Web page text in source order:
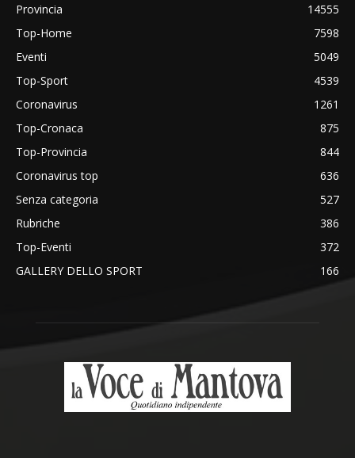
Provincia
14555
Top-Home
7598
Eventi
5049
Top-Sport
4539
Coronavirus
1261
Top-Cronaca
875
Top-Provincia
844
Coronavirus top
636
Senza categoria
527
Rubriche
386
Top-Eventi
372
GALLERY DELLO SPORT
166